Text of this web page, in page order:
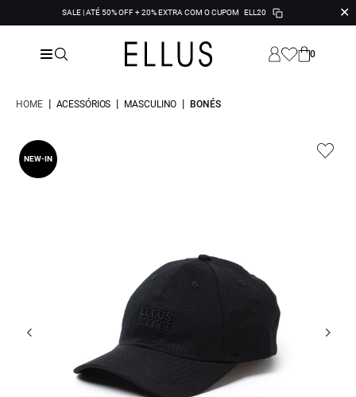
SALE | ATÉ 50% OFF + 20% EXTRA COM O CUPOM ELL20 ✕
0
HOME | ACESSÓRIOS | MASCULINO | BONÉS
NEW-IN